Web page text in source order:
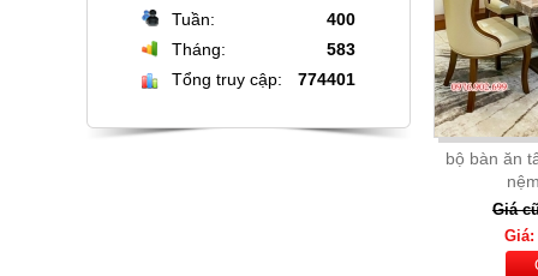
Bộ bàn đá tròn xoay cao cấp + 6
Tuần:
Tháng:
Tổng truy cập:
400
583
774401
bộ bàn ăn
Giá
Giá: